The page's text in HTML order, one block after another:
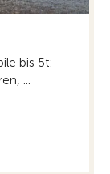
bis 5t:
...